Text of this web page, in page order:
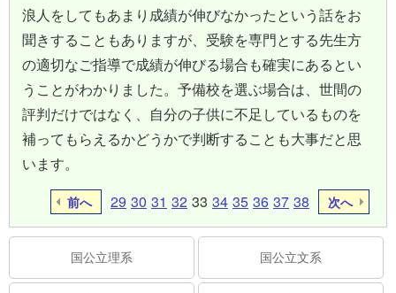
浪人をしてもあまり成績が伸びなかったという話をお
聞きすることもありますが、受験を専門とする先生方
の適切なご指導で成績が伸びる場合も確実にあるとい
うことがわかりました。予備校を選ぶ場合は、世間の
評判だけではなく、自分の子供に不足しているものを
補ってもらえるかどうかで判断することも大事だと思
います。
前へ 29 30 31 32 33 34 35 36 37 38 次へ
国公立理系 国公立文系